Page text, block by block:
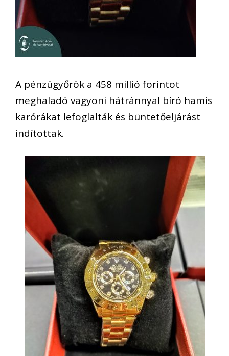
A pénzügyőrök a 458 millió forintot
meghaladó vagyoni hátránnyal bíró hamis
karórákat lefoglalták és büntetőeljárást
indítottak.